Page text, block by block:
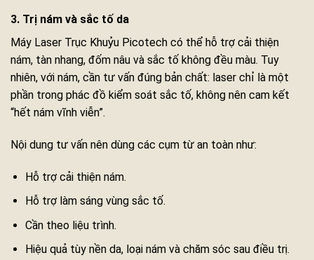
3. Trị nám và sắc tố da
Máy Laser Trục Khuỷu Picotech có thể hỗ trợ cải thiện
nám, tàn nhang, đốm nâu và sắc tố không đều màu. Tuy
nhiên, với nám, cần tư vấn đúng bản chất: laser chỉ là một
phần trong phác đồ kiểm soát sắc tố, không nên cam kết
“hết nám vĩnh viễn”.
Nội dung tư vấn nên dùng các cụm từ an toàn như:
Hỗ trợ cải thiện nám.
Hỗ trợ làm sáng vùng sắc tố.
Cần theo liệu trình.
Hiệu quả tùy nền da, loại nám và chăm sóc sau điều trị.